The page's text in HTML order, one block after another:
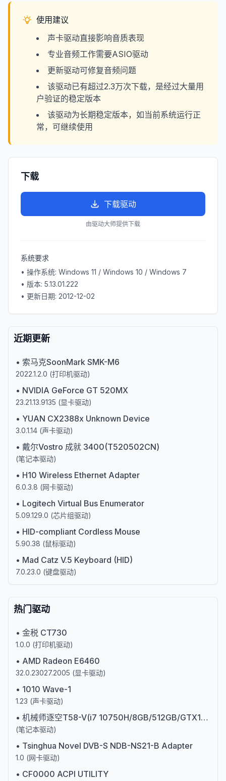
使用建议
声卡驱动直接影响音质表现
专业音频工作需要ASIO驱动
更新驱动可修复音频问题
该驱动已有超过2.3万次下载，是经过大量用
户验证的稳定版本
该驱动为长期稳定版本，如当前系统运行正
常，可继续使用
下载
下载驱动
由驱动大师提供下载
系统要求
• 操作系统: Windows 11 / Windows 10 / Windows 7
• 版本: 5.13.01.222
• 更新日期: 2012-12-02
近期更新
• 索马克SoonMark SMK-M6
2022.1.2.0 (打印机驱动)
• NVIDIA GeForce GT 520MX
23.21.13.9135 (显卡驱动)
• YUAN CX2388x Unknown Device
3.0.1.14 (声卡驱动)
• 戴尔Vostro 成就 3400(T520502CN)
(笔记本驱动)
• H10 Wireless Ethernet Adapter
6.0.3.8 (网卡驱动)
• Logitech Virtual Bus Enumerator
5.09.129.0 (芯片组驱动)
• HID-compliant Cordless Mouse
5.90.38 (鼠标驱动)
• Mad Catz V.5 Keyboard (HID)
7.0.23.0 (键盘驱动)
热门驱动
• 金税 CT730
1.0.0 (打印机驱动)
• AMD Radeon E6460
32.0.23027.2005 (显卡驱动)
• 1010 Wave-1
1.23 (声卡驱动)
• 机械师逐空T58-V(i7 10750H/8GB/512GB/GTX1650Ti)第十代英特尔酷睿i7
(笔记本驱动)
• Tsinghua Novel DVB-S NDB-NS21-B Adapter
1.0 (网卡驱动)
• CF0000 ACPI UTILITY